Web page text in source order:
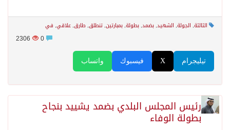
الثالثة, الجولة, الشهيد, بضمد, بطولة, بمبارتين, تنطلق, طارق, علاقي, في
2306
واتساب فيسبوك X تيليجرام
رئيس المجلس البلدي بضمد يشييد بنجاح
بطولة الوفاء